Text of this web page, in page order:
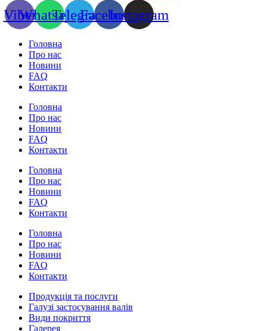
ViberWhatsappTelegramFacebookInstagram
Головна
Про нас
Новини
FAQ
Контакти
Головна
Про нас
Новини
FAQ
Контакти
Головна
Про нас
Новини
FAQ
Контакти
Головна
Про нас
Новини
FAQ
Контакти
Продукція та послуги
Галузі застосування валів
Види покриття
Галерея